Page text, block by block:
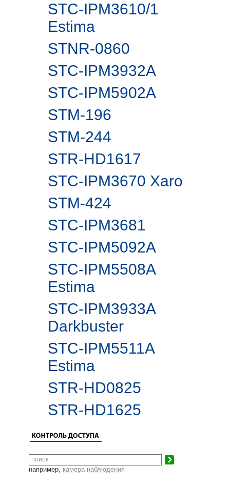
STC-IPM3610/1
Estima
STNR-0860
STC-IPM3932A
STC-IPM5902А
STM-196
STM-244
STR-HD1617
STC-IPM3670 Xaro
STM-424
STC-IPM3681
STC-IPM5092A
STC-IPM5508A
Estima
STC-IPM3933A
Darkbuster
STC-IPM5511A
Estima
STR-HD0825
STR-HD1625
например, камера наблюдения